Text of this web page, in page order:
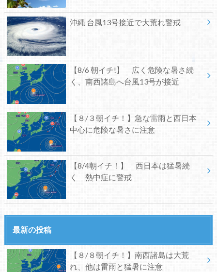
沖縄 台風13号接近で大荒れ警戒
【8/6 朝イチ!】 広く危険な暑さ続
く、南西諸島へ台風13号が接近
【８/３朝イチ！】急な雷雨と西日本
中心に危険な暑さに注意
【8/4朝イチ！】 西日本は猛暑続
く 熱中症に警戒
最新の投稿
【８/８朝イチ！】南西諸島は大荒
れ、他は雷雨と猛暑に注意